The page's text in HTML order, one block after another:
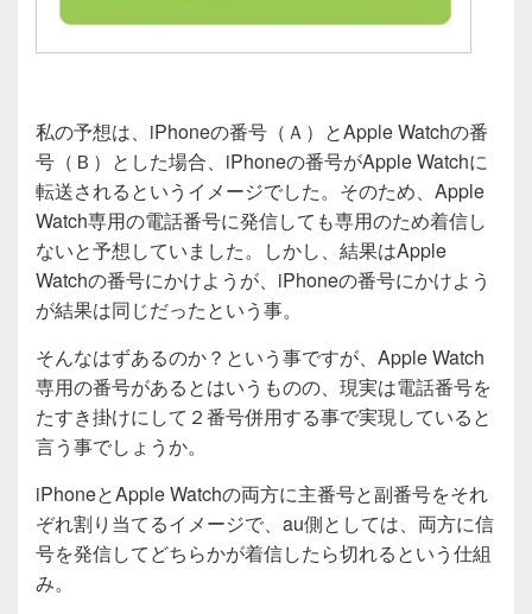
私の予想は、iPhoneの番号（Ａ）とApple Watchの番
号（Ｂ）とした場合、iPhoneの番号がApple Watchに
転送されるというイメージでした。そのため、Apple
Watch専用の電話番号に発信しても専用のため着信し
ないと予想していました。しかし、結果はApple
Watchの番号にかけようが、iPhoneの番号にかけよう
が結果は同じだったという事。
そんなはずあるのか？という事ですが、Apple Watch
専用の番号があるとはいうものの、現実は電話番号を
たすき掛けにして２番号併用する事で実現していると
言う事でしょうか。
iPhoneとApple Watchの両方に主番号と副番号をそれ
ぞれ割り当てるイメージで、au側としては、両方に信
号を発信してどちらかが着信したら切れるという仕組
み。